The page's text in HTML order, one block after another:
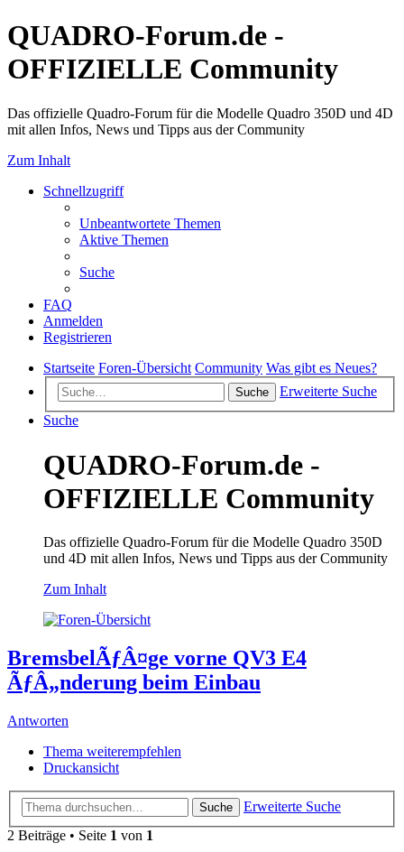
QUADRO-Forum.de -
OFFIZIELLE Community
Das offizielle Quadro-Forum für die Modelle Quadro 350D und 4D
mit allen Infos, News und Tipps aus der Community
Zum Inhalt
Schnellzugriff
Unbeantwortete Themen
Aktive Themen
Suche
FAQ
Anmelden
Registrieren
Startseite Foren-Übersicht Community Was gibt es Neues?
Suche
Erweiterte Suche
Suche
QUADRO-Forum.de -
OFFIZIELLE Community
Das offizielle Quadro-Forum für die Modelle Quadro 350D
und 4D mit allen Infos, News und Tipps aus der Community
Zum Inhalt
BremsbelÃƒÂ¤ge vorne QV3 E4
ÃƒÂ„nderung beim Einbau
Antworten
Thema weiterempfehlen
Druckansicht
Suche
Erweiterte Suche
2 Beiträge • Seite 1 von 1